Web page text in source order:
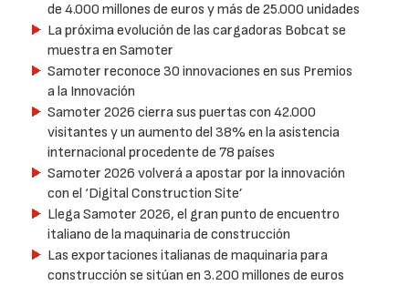
de 4.000 millones de euros y más de 25.000 unidades
La próxima evolución de las cargadoras Bobcat se
muestra en Samoter
Samoter reconoce 30 innovaciones en sus Premios
a la Innovación
Samoter 2026 cierra sus puertas con 42.000
visitantes y un aumento del 38% en la asistencia
internacional procedente de 78 países
Samoter 2026 volverá a apostar por la innovación
con el ‘Digital Construction Site’
Llega Samoter 2026, el gran punto de encuentro
italiano de la maquinaria de construcción
Las exportaciones italianas de maquinaria para
construcción se sitúan en 3.200 millones de euros